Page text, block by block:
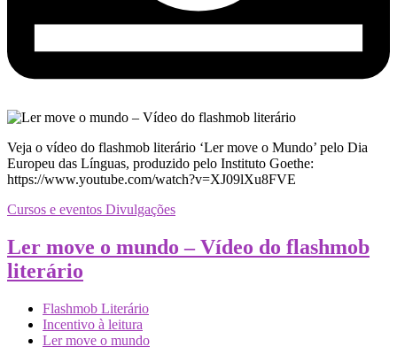
Veja o vídeo do flashmob literário ‘Ler move o Mundo’ pelo Dia
Europeu das Línguas, produzido pelo Instituto Goethe:
https://www.youtube.com/watch?v=XJ09lXu8FVE
Cursos e eventos Divulgações
Ler move o mundo – Vídeo do flashmob
literário
Flashmob Literário
Incentivo à leitura
Ler move o mundo